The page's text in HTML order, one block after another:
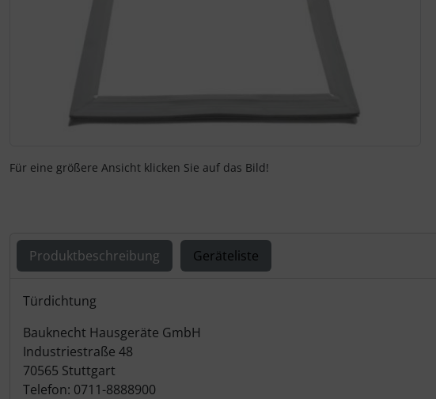
Für eine größere Ansicht klicken Sie auf das Bild!
Produktbeschreibung Geräteliste
Produktbeschreibung
Türdichtung
Bauknecht Hausgeräte GmbH
Industriestraße 48
70565 Stuttgart
Telefon: 0711-8888900